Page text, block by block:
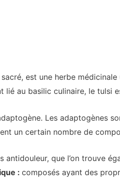
est une herbe
au basilic culinaire, le tulsi
Les adaptogènes
un certain nombre de
antidouleur, que l’on trouve
: composés ayant des